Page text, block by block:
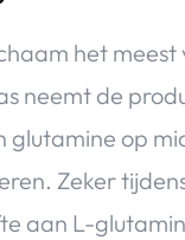
het
neemt de
glutamine op
Zeker
aan L-